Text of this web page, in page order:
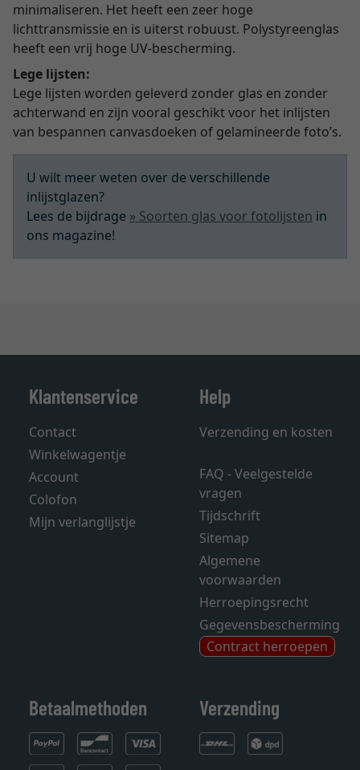
minimaliseren. Het heeft een zeer hoge
lichttransmissie en is uiterst robuust. Polystyreenglas
heeft een vrij hoge UV-bescherming.
Lege lijsten:
Lege lijsten worden geleverd zonder glas en zonder
achterwand en zijn vooral geschikt voor het inlijsten
van bespannen canvasdoeken of gelamineerde foto’s.
U wilt meer weten over de verschillende
inlijstglazen?
Lees de bijdrage » Soorten glas voor fotolijsten in
ons magazine!
Klantenservice
Contact
Winkelwagentje
Account
Colofon
Mijn verlanglijstje
Help
Verzending en kosten
FAQ - Veelgestelde
vragen
Tijdschrift
Sitemap
Algemene
voorwaarden
Herroepingsrecht
Gegevensbescherming
Contract herroepen
Betaalmethoden Verzending